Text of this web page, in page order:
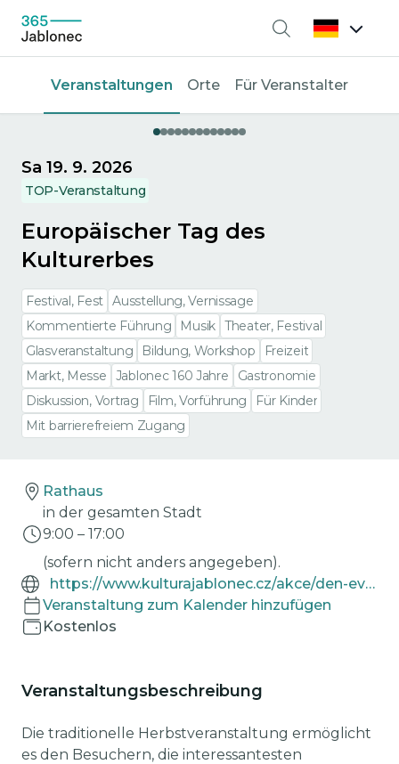
Suche
Veranstaltungen Orte Für Veranstalter
Sa 19. 9. 2026
TOP-Veranstaltung
Europäischer Tag des
Kulturerbes
Festival, Fest Ausstellung, Vernissage
Kommentierte Führung
Musik Theater, Festival
Glasveranstaltung
Bildung, Workshop
Freizeit
Markt, Messe
Jablonec 160 Jahre
Gastronomie
Diskussion, Vortrag
Film, Vorführung
Für Kinder
Mit barrierefreiem Zugang
Rathaus
in der gesamten Stadt
9:00 – 17:00
(sofern nicht anders angegeben).
https://www.kulturajablonec.cz/akce/den-evropskeho-dedictvi/
Veranstaltung zum Kalender hinzufügen
Kostenlos
Veranstaltungsbeschreibung
Die traditionelle Herbstveranstaltung ermöglicht
es den Besuchern, die interessantesten